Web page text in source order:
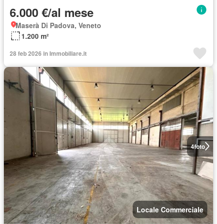
6.000 €/al mese
Maserà Di Padova, Veneto
1.200 m²
28 feb 2026 in Immobiliare.it
4foto
Locale Commerciale